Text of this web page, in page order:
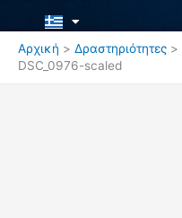
Αρχική Δραστηριότητες
DSC_0976-scaled